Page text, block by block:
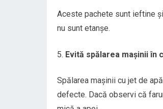
Aceste pachete sunt ieftine
nu sunt etanșe.
Evită spălarea mașinii în
Spălarea mașinii cu jet de
defecte. Dacă observi că